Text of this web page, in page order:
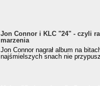
Jon Connor i KLC "24" - czyli
marzenia
Jon Connor nagrał album na
najśmielszych snach nie